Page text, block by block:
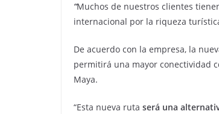
“Muchos de nuestros clientes
internacional por la riqueza
De acuerdo con la empresa, la
permitirá una mayor conectividad
Maya.
“Esta nueva ruta será una